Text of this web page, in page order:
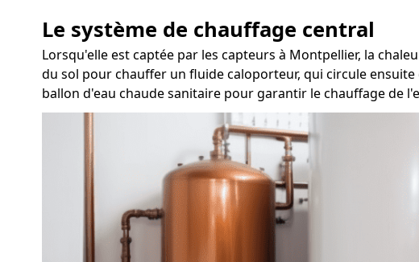
Le système de chauffage central
Lorsqu'elle est captée par les capteurs à Montpellier, la
du sol pour chauffer un fluide caloporteur, qui circule
ballon d'eau chaude sanitaire pour garantir le chauffage de